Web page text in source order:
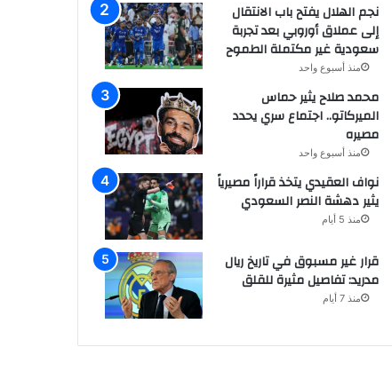
نجم الهلال يفتح باب الانتقال
إلى عملاق أوروبي بعد تجربة
سعودية غير مكتملة الطموح
منذ أسبوع واحد
محمد صلاح يثير حماس
الميركاتو.. اجتماع سري يحدد
مصيره
منذ أسبوع واحد
نواف العقيدي يتخذ قراراً مصيرياً
يثير دهشة النصر السعودي
منذ 5 أيام
قرار غير مسبوق في تاريخ ريال
مدريد: تفاصيل مثيرة للقلق
منذ 7 أيام